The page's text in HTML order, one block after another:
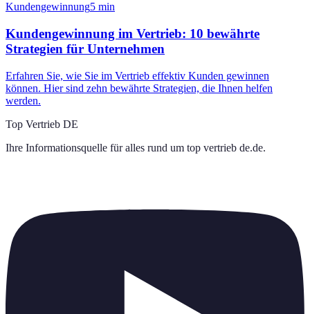
Kundengewinnung5 min
Kundengewinnung im Vertrieb: 10 bewährte
Strategien für Unternehmen
Erfahren Sie, wie Sie im Vertrieb effektiv Kunden gewinnen
können. Hier sind zehn bewährte Strategien, die Ihnen helfen
werden.
Top Vertrieb DE
Ihre Informationsquelle für alles rund um top vertrieb de.de.